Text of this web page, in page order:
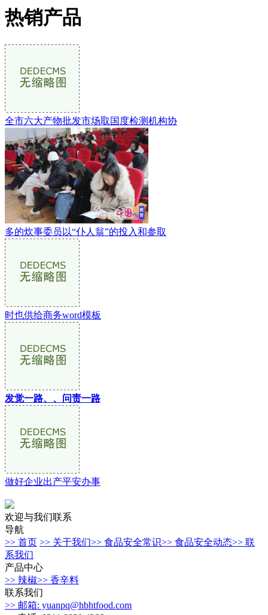
热销产品
全市六大产物批发市场取国度检测机构协
多的炊事委员以“仆人翁”的投入和参取
时也供给商务word模板
发觉一路、、问责一路
做好企业出产平安办事
欢迎与我们联系
导航
>> 首页 >> 关于我们>> 食品安全常识>> 食品安全动态>> 联
系我们
产品中心
>> 辣椒>> 香辛料
联系我们
>> 邮箱: yuanpq@hbhtfood.com